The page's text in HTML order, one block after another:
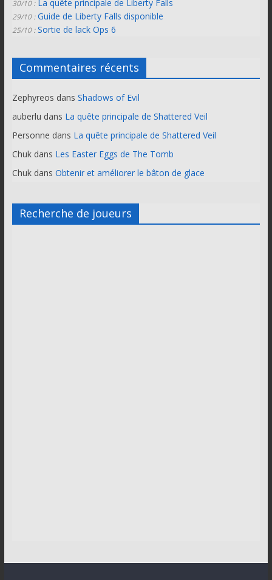
30/10 : La quête principale de Liberty Falls
29/10 : Guide de Liberty Falls disponible
25/10 : Sortie de lack Ops 6
Commentaires récents
Zephyreos dans Shadows of Evil
auberlu dans La quête principale de Shattered Veil
Personne dans La quête principale de Shattered Veil
Chukdans Les Easter Eggs de The Tomb
Chukdans Obtenir et améliorer le bâton de glace
Recherche de joueurs